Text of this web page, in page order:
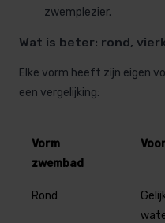
zwemplezier.
Wat is beter: rond,
Elke vorm heeft zijn eigen
een vergelijking:
Vorm
zwembad
Rond